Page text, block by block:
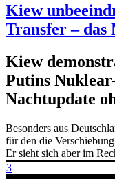
Kiew
Transfer – das
Kiew
Putins
Nachtupdate
Besonders aus
für den die
Er sieht sich aber im
3